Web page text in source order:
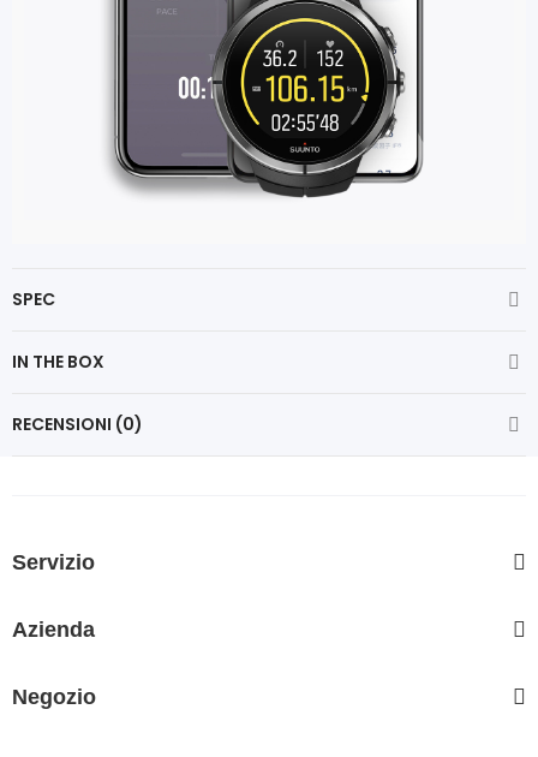
SPEC
IN THE BOX
RECENSIONI (0)
Servizio
Azienda
Negozio